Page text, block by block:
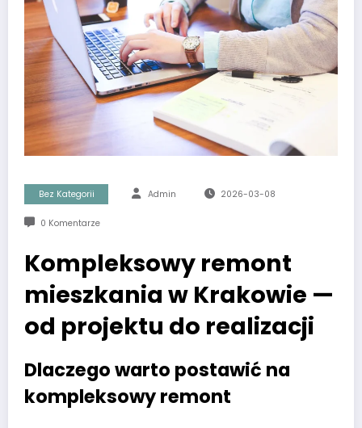
Bez Kategorii Admin 2026-03-08
0 Komentarze
Kompleksowy remont
mieszkania w Krakowie —
od projektu do realizacji
Dlaczego warto postawić na
kompleksowy remont